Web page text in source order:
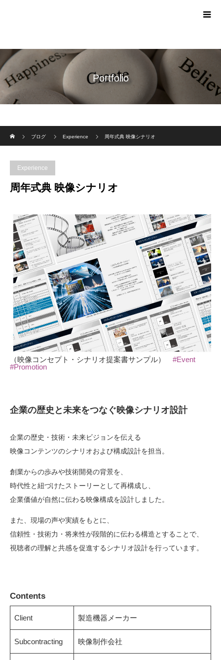
Portfolio
ブログ
Experience 周年式典 映像シナリオ
Experience
周年式典 映像シナリオ
（映像コンセプト・シナリオ提案書サンプル） #Event
#Promotion
企業の歴史と未来をつなぐ映像シナリオ設計
企業の歴史・技術・未来ビジョンを伝える
映像コンテンツのシナリオおよび構成設計を担当。
創業からの歩みや技術開発の背景を、
時代性と紐づけたストーリーとして再構成し、
企業価値が自然に伝わる映像構成を設計しました。
また、現場の声や実績をもとに、
信頼性・技術力・将来性が段階的に伝わる構造とすることで、
視聴者の理解と共感を促進するシナリオ設計を行っています。
Contents
Client 製造機器メーカー
Subcontracting 映像制作会社